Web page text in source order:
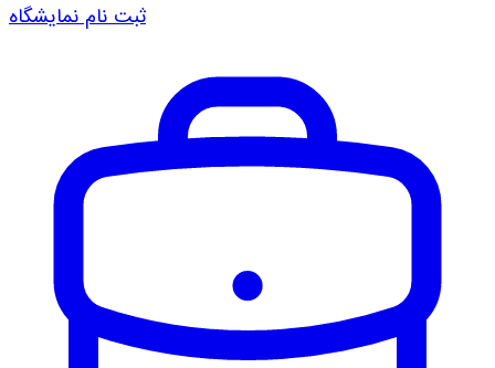
ثبت نام نمایشگاه